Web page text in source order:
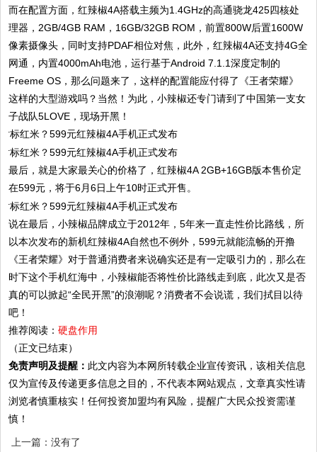
而在配置方面，红辣椒4A搭载主频为1.4GHz的高通骁龙425四核处
理器，2GB/4GB RAM，16GB/32GB ROM，前置800W后置1600W
像素摄像头，同时支持PDAF相位对焦，此外，红辣椒4A还支持4G全
网通，内置4000mAh电池，运行基于Android 7.1.1深度定制的
Freeme OS，那么问题来了，这样的配置能应付得了《王者荣耀》
这样的大型游戏吗？当然！为此，小辣椒还专门请到了中国第一支女
子战队5LOVE，现场开黑！
最后，就是大家最关心的价格了，红辣椒4A 2GB+16GB版本售价定
在599元，将于6月6日上午10时正式开售。
说在最后，小辣椒品牌成立于2012年，5年来一直走性价比路线，所
以本次发布的新机红辣椒4A自然也不例外，599元就能流畅的开撸
《王者荣耀》对于普通消费者来说确实还是有一定吸引力的，那么在
时下这个手机红海中，小辣椒能否将性价比路线走到底，此次又是否
真的可以掀起“全民开黑”的浪潮呢？消费者不会说谎，我们拭目以待
吧！
推荐阅读：硬盘作用
（正文已结束）
免责声明及提醒： 此文内容为本网所转载企业宣传资讯，该相关信息
仅为宣传及传递更多信息之目的，不代表本网站观点，文章真实性请
浏览者慎重核实！任何投资加盟均有风险，提醒广大民众投资需谨
慎！
上一篇：没有了